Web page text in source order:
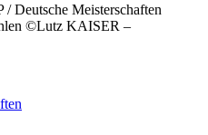
Deutsche Meisterschaften
©Lutz KAISER –